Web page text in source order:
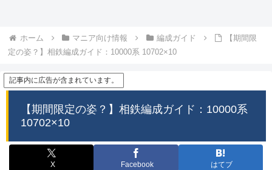
ホーム マニア向け情報 編成ガイド
【期間限
定の姿？】相鉄編成ガイド：10000系 10702×10
記事内に広告が含まれています。
【期間限定の姿？】相鉄編成ガイド：10000系
10702×10
X Facebook はてブ